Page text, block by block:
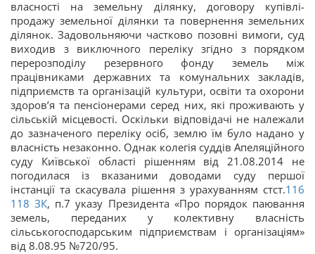
власності на земельну ділянку, договору купівлі-
продажу земельної ділянки та повернення земельних
ділянок. Задовольняючи частково позовні вимоги, суд
виходив з виключного переліку згідно з порядком
перерозподілу резервного фонду земель між
працівниками державних та комунальних закладів,
підприємств та організацій культури, освіти та охорони
здоров’я та пенсіонерами серед них, які проживають у
сільській місцевості. Оскільки відповідачі не належали
до зазначеного переліку осіб, землю їм було надано у
власність незаконно. Однак колегія суддів Апеляційного
суду Київської області рішенням від 21.08.2014 не
погодилася із вказаними доводами суду першої
інстанції та скасувала рішення з урахуванням стст.116
118ЗК, п.7 указу Президента «Про порядок паювання
земель, переданих у колективну власність
сільськогосподарським підприємствам і організаціям»
від 8.08.95 №720/95.